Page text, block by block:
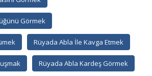
Görmek
Rüyada Abla İle Kavga Etmek
Rüyada Abla Kardeş Görmek